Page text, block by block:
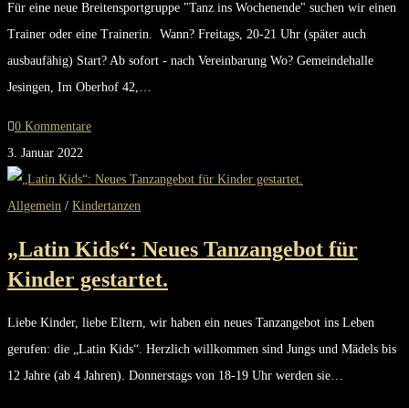
Für eine neue Breitensportgruppe "Tanz ins Wochenende" suchen wir einen
Trainer oder eine Trainerin. Wann? Freitags, 20-21 Uhr (später auch
ausbaufähig) Start? Ab sofort - nach Vereinbarung Wo? Gemeindehalle
Jesingen, Im Oberhof 42,…
0 Kommentare
3. Januar 2022
Allgemein / Kindertanzen
„Latin Kids“: Neues Tanzangebot für
Kinder gestartet.
Liebe Kinder, liebe Eltern, wir haben ein neues Tanzangebot ins Leben
gerufen: die „Latin Kids“. Herzlich willkommen sind Jungs und Mädels bis
12 Jahre (ab 4 Jahren). Donnerstags von 18-19 Uhr werden sie…